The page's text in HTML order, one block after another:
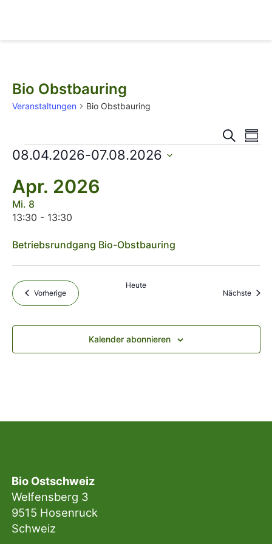
Bio Obstbauring
Veranstaltungen Bio Obstbauring
Suche
08.04.2026-07.08.2026
auswählen.
Apr. 2026
Mi. 8
13:30 - 13:30
Betriebsrundgang Bio-Obstbauring
Vorherige
Heute
Nächste
Kalender abonnieren
Bio Ostschweiz
Welfensberg 3
9515 Hosenruck
Schweiz